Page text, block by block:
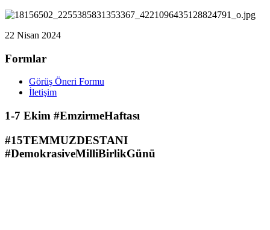
22 Nisan 2024
Formlar
Görüş Öneri Formu
İletişim
1-7 Ekim #EmzirmeHaftası
#15TEMMUZDESTANI
#DemokrasiveMilliBirlikGünü